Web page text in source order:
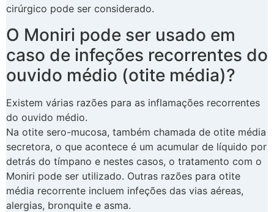
cirúrgico pode ser considerado.
O Moniri pode ser usado em
caso de infeções recorrentes do
ouvido médio (otite média)?
Existem várias razões para as inflamações recorrentes
do ouvido médio.
Na otite sero-mucosa, também chamada de otite média
secretora, o que acontece é um acumular de líquido por
detrás do tímpano e nestes casos, o tratamento com o
Moniri pode ser utilizado. Outras razões para otite
média recorrente incluem infeções das vias aéreas,
alergias, bronquite e asma.